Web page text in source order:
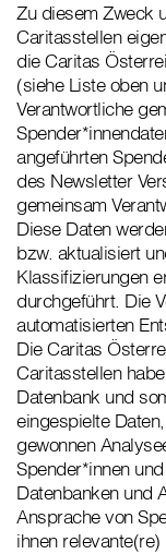
Zu diesem Zweck
Caritasstellen
die Caritas
(siehe Liste oben
Verantwortliche
angeführten
des Newsletter
gemeinsam
Diese Daten
bzw. aktualisiert
Klassifizierungen
durchgeführt. Die
automatisierten
Die Caritas
Caritasstellen
Datenbank und
eingespielte
gewonnen
Spender*innen
Datenbanken und
Ansprache von
ihnen